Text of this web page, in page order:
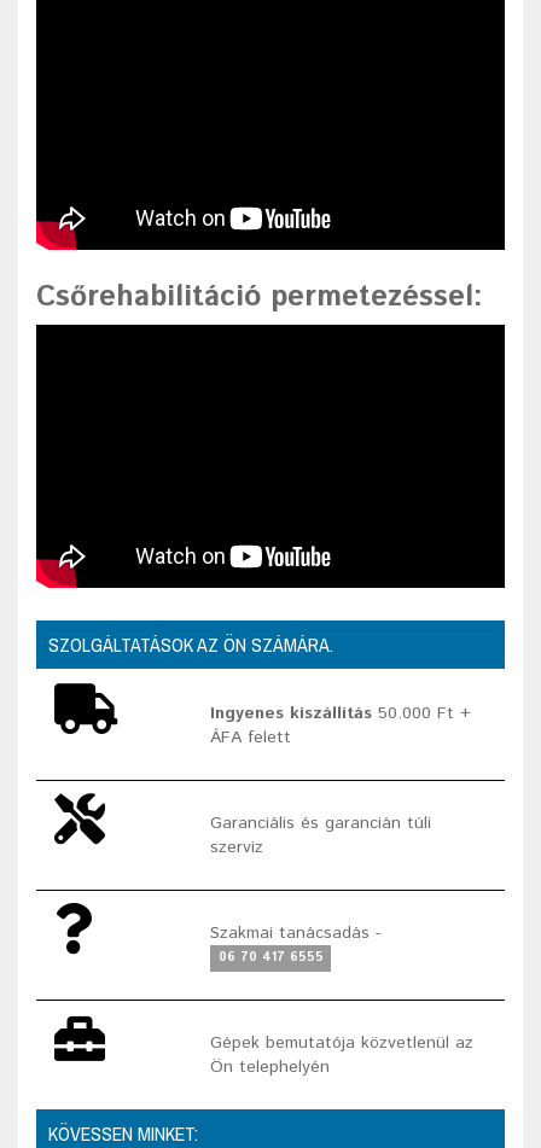
Csőrehabilitáció permetezéssel:
SZOLGÁLTATÁSOK AZ ÖN SZÁMÁRA.
Ingyenes kiszállítás 50.000 Ft +
ÁFA felett
Garanciális és garancián túli
szerviz
Szakmai tanácsadás -
06 70 417 6555
Gépek bemutatója közvetlenül az
Ön telephelyén
KÖVESSEN MINKET: